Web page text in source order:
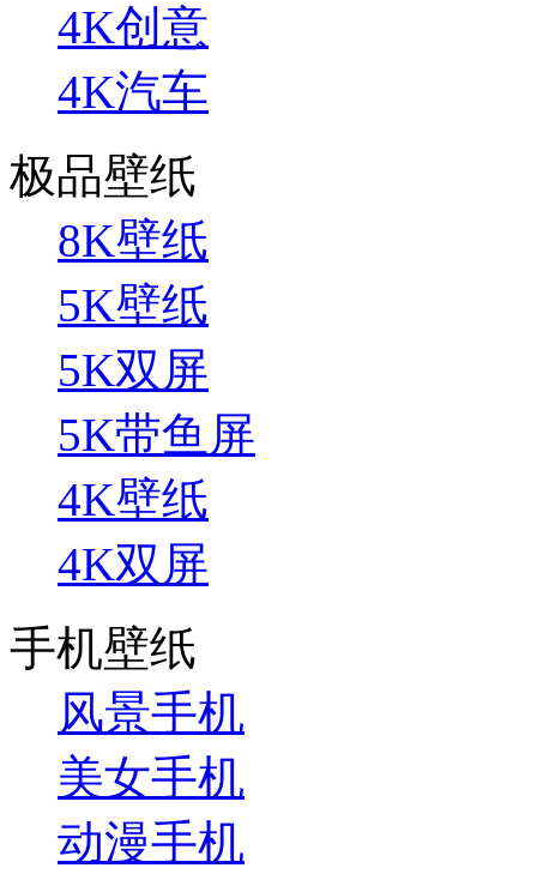
4K创意
4K汽车
极品壁纸
8K壁纸
5K壁纸
5K双屏
5K带鱼屏
4K壁纸
4K双屏
手机壁纸
风景手机
美女手机
动漫手机